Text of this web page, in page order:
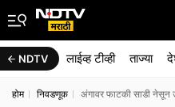
NDTV लाईव्ह टीव्ही ताज्या
होम निवडणूक अंगावर फाटकी साडी नेसून